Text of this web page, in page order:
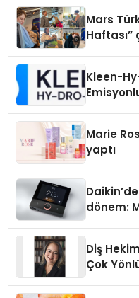
Mars
Haftası”
Kleen-
Marie
yaptı
dönem:
Diş
Çok